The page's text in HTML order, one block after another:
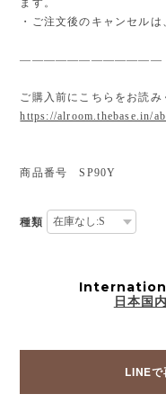
・ご注文後のキャンセル
————————————
ご購入前にこちらをお読み
https://alroom.thebase.in/
商品番号 SP90Y
種類
日本国
LINEで